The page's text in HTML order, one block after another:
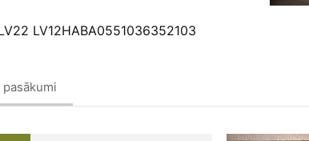
LV12HABA0551036352103